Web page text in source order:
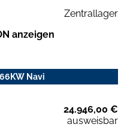
Zentrallager
anzeigen
Navi
24.946,00 €
ausweisbar